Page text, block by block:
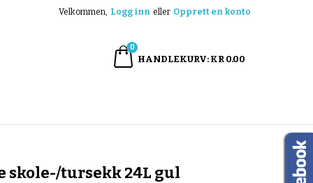
Velkommen, Logg inn eller Opprett en konto
HANDLEKURV
0
KR 0.00
skole-/tursekk 24L gul